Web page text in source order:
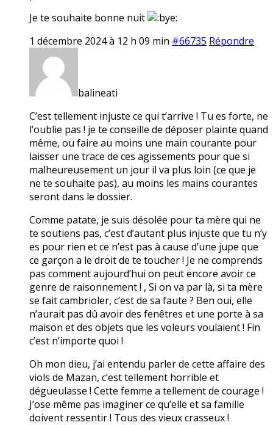
Je te souhaite bonne nuit
1 décembre 2024 à 12 h 09 min #66735 Répondre
balineati
C’est tellement injuste ce qui t’arrive ! Tu es forte, ne
l’oublie pas ! je te conseille de déposer plainte quand
même, ou faire au moins une main courante pour
laisser une trace de ces agissements pour que si
malheureusement un jour il va plus loin (ce que je
ne te souhaite pas), au moins les mains courantes
seront dans le dossier.
Comme patate, je suis désolée pour ta mère qui ne
te soutiens pas, c’est d’autant plus injuste que tu n’y
es pour rien et ce n’est pas à cause d’une jupe que
ce garçon a le droit de te toucher ! Je ne comprends
pas comment aujourd’hui on peut encore avoir ce
genre de raisonnement ! , Si on va par là, si ta mère
se fait cambrioler, c’est de sa faute ? Ben oui, elle
n’aurait pas dû avoir des fenêtres et une porte à sa
maison et des objets que les voleurs voulaient ! Fin
c’est n’importe quoi !
Oh mon dieu, j’ai entendu parler de cette affaire des
viols de Mazan, c’est tellement horrible et
dégueulasse ! Cette femme a tellement de courage !
J’ose même pas imaginer ce qu’elle et sa famille
doivent ressentir ! Tous des vieux crasseux !